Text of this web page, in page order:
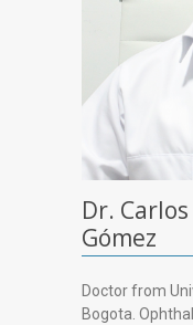
Dr.
Gómez
Doctor from
Bogota.